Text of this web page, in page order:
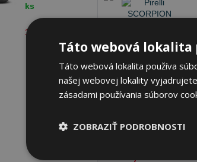
ks
142,63 €
Na sklade 20 ks
K
Táto webová lokalita
Táto webová lokalita používa
našej webovej lokality
zásadami používania súborov
ZOBRAZIŤ PODROBNOSTI